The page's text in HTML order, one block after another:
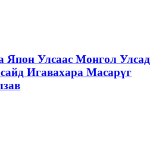
Улсаас Монгол Улсад
Игавахара Масарүг